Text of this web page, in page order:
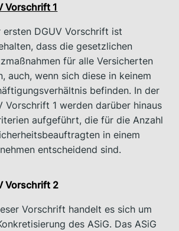
Vorschrift 1
ersten DGUV Vorschrift ist
dass die gesetzlichen
für alle Versicherten
auch, wenn sich diese in keinem
befinden. In der
Vorschrift 1 werden darüber hinaus
aufgeführt, die für die Anzahl
in einem
entscheidend sind.
Vorschrift 2
Vorschrift handelt es sich um
des ASiG. Das ASiG